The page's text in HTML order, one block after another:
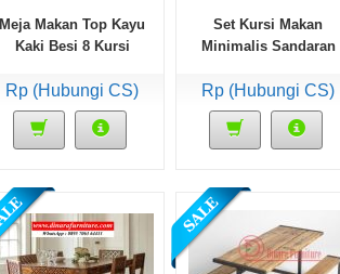
Meja Makan Top Kayu
Kaki Besi 8 Kursi
Rp (Hubungi CS)
Set Kursi Makan
Minimalis Sandaran
Rp (Hubungi CS)